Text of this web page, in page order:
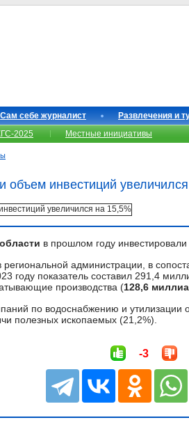
Сам себе журналист
Развлечения и
2025 Местные инициативы
объем инвестиций
в прошлом году инвестировали
региональной администрации, в
году показатель составил 291,4
производства (128,6
по водоснабжению и утилизации
полезных ископаемых (21,2%).
-3